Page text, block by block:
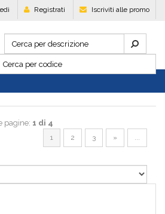
Registrati Iscriviti alle promo
pagine: 1 di 4
1 2 3 » ...